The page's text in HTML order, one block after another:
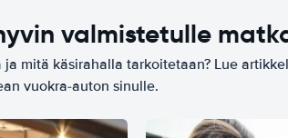
valmistetulle
mitä käsirahalla tarkoitetaan? Lue
vuokra-auton sinulle.